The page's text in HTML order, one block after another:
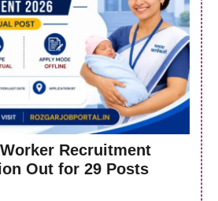
Recruitment
Out for 29 Posts